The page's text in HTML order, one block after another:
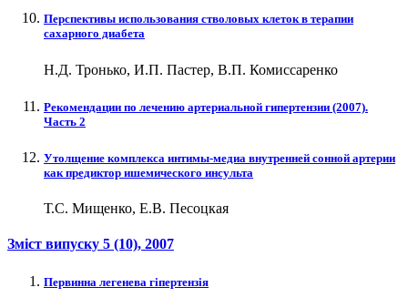
Перспективы использования стволовых клеток в терапии
сахарного диабета
Н.Д. Тронько, И.П. Пастер, В.П. Комиссаренко
Рекомендации по лечению артериальной гипертензии (2007).
Часть 2
Утолщение комплекса интимы-медиа внутренней сонной артерии
как предиктор ишемического инсульта
Т.С. Мищенко, Е.В. Песоцкая
Зміст випуску 5 (10), 2007
Первинна легенева гіпертензія